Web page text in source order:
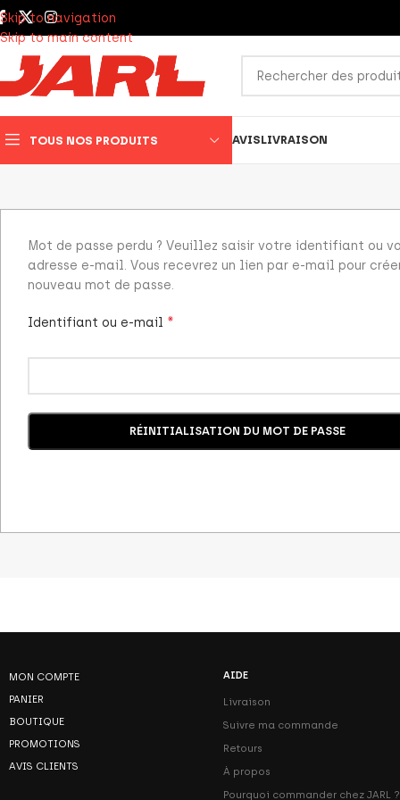
Skip to navigation
Skip to main content
TOUS NOS PRODUITS AVISLIVRAISON
Mot de passe perdu ? Veuillez saisir votre identifiant ou
adresse e-mail. Vous recevrez un lien par e-mail pour
nouveau mot de passe.
Identifiant ou e-mail *
RÉINITIALISATION DU MOT DE PASSE
MON COMPTE
PANIER
BOUTIQUE
PROMOTIONS
AVIS CLIENTS
AIDE
Livraison
Suivre ma commande
Retours
À propos
Pourquoi commander chez JARL ?